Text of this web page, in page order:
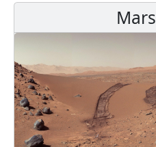
Mars